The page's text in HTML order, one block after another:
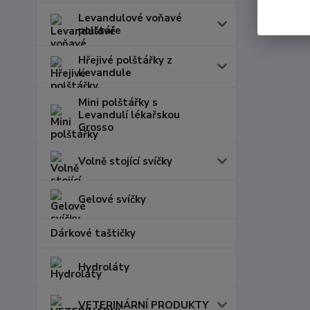
Levandulové voňavé
polštáře
Hřejivé polštářky z
Levandule
Mini polštářky s
Levandulí lékařskou
Grosso
Volně stojící svíčky
Gelové svíčky
Dárkové taštičky
Hydroláty
VETERINÁRNÍ PRODUKTY